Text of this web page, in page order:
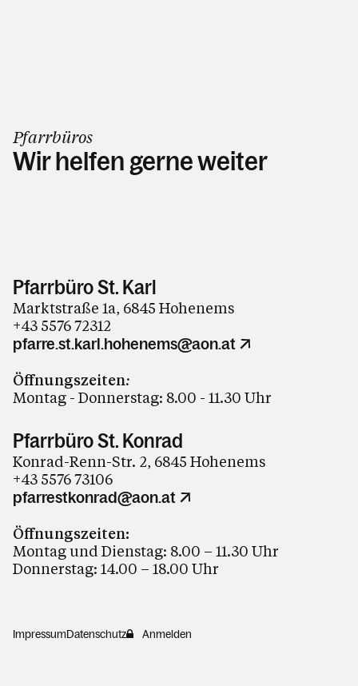
Pfarrbüros
Wir helfen gerne weiter
Pfarrbüro St. Karl
Marktstraße 1a, 6845 Hohenems
+43 5576 72312
pfarre.st.karl.hohenems@aon.at
Öffnungszeiten:
Montag - Donnerstag: 8.00 - 11.30 Uhr
Pfarrbüro St. Konrad
Konrad-Renn-Str. 2, 6845 Hohenems
+43 5576 73106
pfarrestkonrad@aon.at
Öffnungszeiten:
Montag und Dienstag: 8.00 – 11.30 Uhr
Donnerstag: 14.00 – 18.00 Uhr
ImpressumDatenschutz Anmelden